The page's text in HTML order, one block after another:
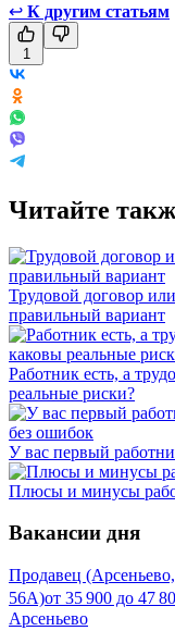
↩ К другим статьям
1
Читайте
Трудовой договор
правильный вариант
Работник есть, а
реальные риски?
У вас первый
Плюсы и минусы
Вакансии дня
Продавец
56А)от 35 900 до 47
Арсеньево